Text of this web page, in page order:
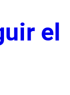
el